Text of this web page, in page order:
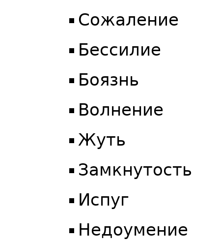
Сожаление
Бессилие
Боязнь
Волнение
Жуть
Замкнутость
Испуг
Недоумение